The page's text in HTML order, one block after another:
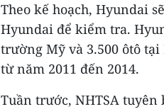
Theo kế hoạch, Hyundai
Hyundai để kiểm tra.
trường Mỹ và 3.500 ôtô
từ năm 2011 đến 2014.
Tuần trước, NHTSA tuyên